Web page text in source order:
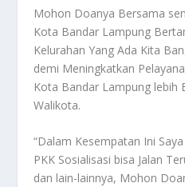
Mohon Doanya Bersama
Kota Bandar Lampung
Kelurahan Yang Ada Kita
demi Meningkatkan
Kota Bandar Lampung lebih
Walikota.
“Dalam Kesempatan Ini
PKK Sosialisasi bisa Jalan
dan lain-lainnya, Mohon